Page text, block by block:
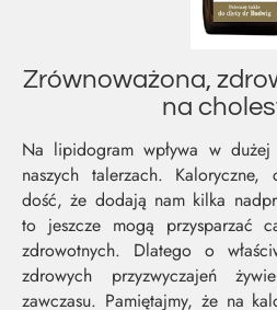
Zrównoważona,
na
Na lipidogram wpływa w
naszych talerzach. Kaloryczne,
dość, że dodają nam kilka
to jeszcze mogą przysparzać
zdrowotnych. Dlatego o
zdrowych przyzwyczajeń
zawczasu. Pamiętajmy, że na